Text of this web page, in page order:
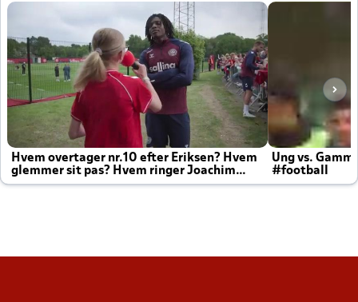
Hvem overtager nr.10 efter Eriksen? Hvem
glemmer sit pas? Hvem ringer Joachim
altid til efter kampe?
Ung vs.
#football